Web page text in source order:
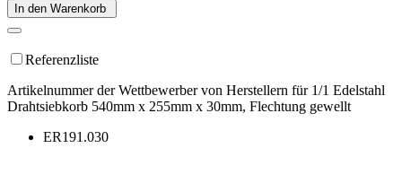
In den Warenkorb
Referenzliste
Artikelnummer der Wettbewerber von Herstellern für 1/1 Edelstahl
Drahtsiebkorb 540mm x 255mm x 30mm, Flechtung gewellt
ER191.030